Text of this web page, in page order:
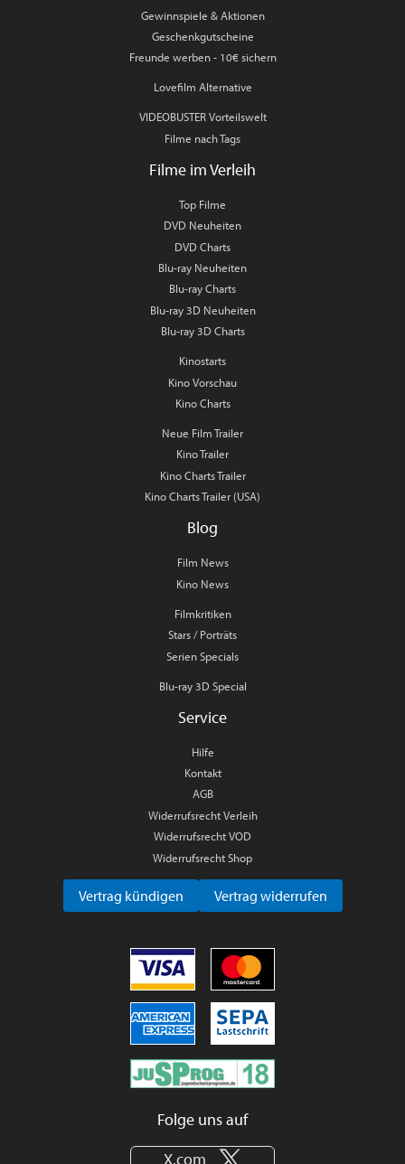
Gewinnspiele & Aktionen
Geschenkgutscheine
Freunde werben - 10€ sichern
Lovefilm Alternative
VIDEOBUSTER Vorteilswelt
Filme nach Tags
Filme im Verleih
Top Filme
DVD Neuheiten
DVD Charts
Blu-ray Neuheiten
Blu-ray Charts
Blu-ray 3D Neuheiten
Blu-ray 3D Charts
Kinostarts
Kino Vorschau
Kino Charts
Neue Film Trailer
Kino Trailer
Kino Charts Trailer
Kino Charts Trailer (USA)
Blog
Film News
Kino News
Filmkritiken
Stars / Porträts
Serien Specials
Blu-ray 3D Special
Service
Hilfe
Kontakt
AGB
Widerrufsrecht Verleih
Widerrufsrecht VOD
Widerrufsrecht Shop
Vertrag kündigen Vertrag widerrufen
Folge uns auf
X.com